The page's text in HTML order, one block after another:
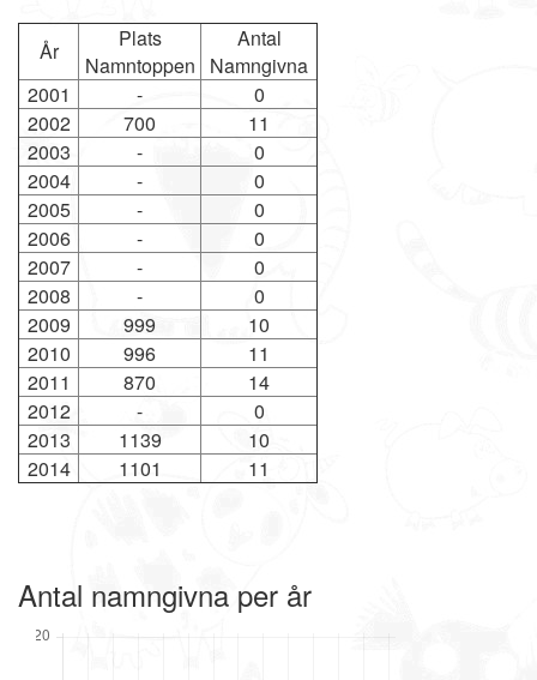
År
Plats
Namntoppen
Antal
Namngivna
2001
-
0
2002
700
11
2003
-
0
2004
-
0
2005
-
0
2006
-
0
2007
-
0
2008
-
0
2009
999
10
2010
996
11
2011
870
14
2012
-
0
2013
1139
10
2014
1101 11
Antal namngivna per år